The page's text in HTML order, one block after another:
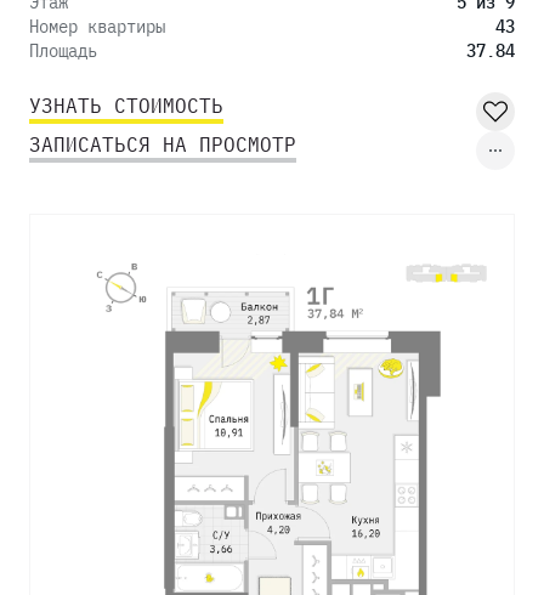
Номер квартиры
43
Площадь
37.84
УЗНАТЬ СТОИМОСТЬ
ЗАПИСАТЬСЯ НА ПРОСМОТР